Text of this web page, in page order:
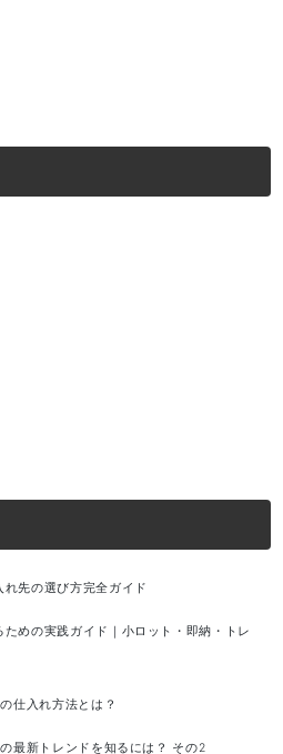
れ先の選び方完全ガイド
めの実践ガイド｜小ロット・即納・トレ
仕入れ方法とは？
最新トレンドを知るには？ その2